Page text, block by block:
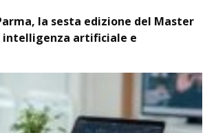
la sesta edizione del Master
intelligenza artificiale e